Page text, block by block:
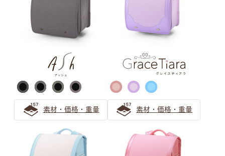
安らぎと上品さ 「ピンクベージュ」ランドセルの選び方
サックス（水色） ランドセルの
選び方
【水色ランドセル】萬勇鞄の誇る唯一無二の青系製品ライ
ンナップを一覧紹介！
水色のランドセルの選び方！人気上昇中のカラーを紹介
水色のランドセルは可愛らしい女の子に人気！
素材・価格・重量 素材・価格・重量